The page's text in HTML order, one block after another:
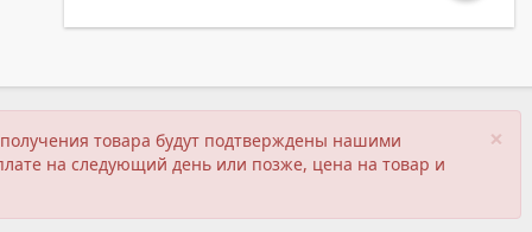
×
товара будут подтверждены нашими
на следующий день или позже, цена на товар и